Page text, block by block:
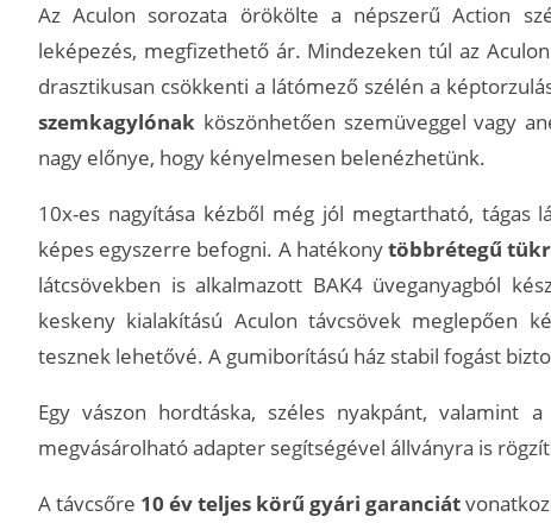
Az Aculon sorozata örökölte a népszerű Action
leképezés, megfizethető ár. Mindezeken túl az
drasztikusan csökkenti a látómező szélén a
szemkagylónak köszönhetően szemüveggel vagy
nagy előnye, hogy kényelmesen belenézhetünk.
10x-es nagyítása kézből még jól megtartható,
képes egyszerre befogni. A hatékonytöbbrétegű
látcsövekben is alkalmazott BAK4 üveganyagból
keskeny kialakítású Aculon távcsövek meglepően
tesznek lehetővé. A gumiborítású ház stabil fogást
Egy vászon hordtáska, széles nyakpánt, valamint
megvásárolható adapter segítségével állványra is
A távcsőre 10 év teljes körű gyári garanciát